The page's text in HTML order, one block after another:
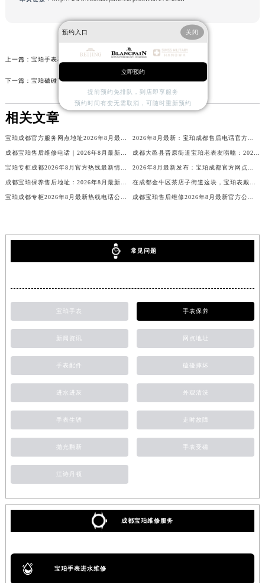
上一篇： 宝珀手表不走处理办法（保养与维修技巧）
下一篇： 宝珀磕碰了怎么处理（手表修复的正确步骤与技巧）
相关文章
常见问题
宝珀手表 手表保养
新闻资讯 网点地址
手表配件 磕碰摔坏
进水进灰 外观清洗
手表生锈 走时故障
抛光翻新 手表受磁
江诗丹顿
成都宝珀维修服务
宝珀手表进水维修
预约入口 关闭
立即预约
提前预约免排队，到店即享服务
预约时间有变无需取消，可随时重新预约